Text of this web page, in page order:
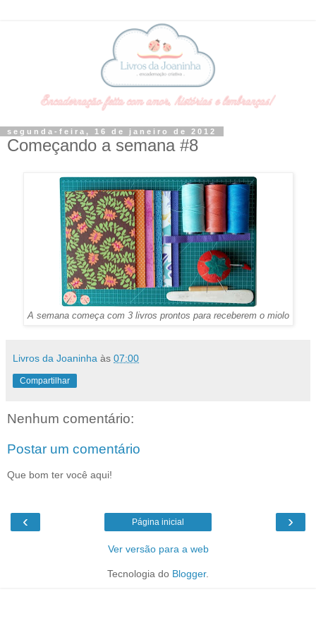
segunda-feira, 16 de janeiro de 2012
Começando a semana #8
A semana começa com 3 livros prontos para receberem o miolo
Livros da Joaninha às 07:00
Compartilhar
Nenhum comentário:
Postar um comentário
Que bom ter você aqui!
‹ ›
Página inicial
Ver versão para a web
Tecnologia do Blogger.